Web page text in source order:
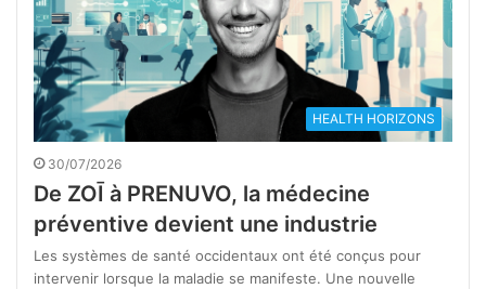
HEALTH HORIZONS
30/07/2026
De ZOĪ à PRENUVO, la médecine
préventive devient une industrie
Les systèmes de santé occidentaux ont été conçus pour
intervenir lorsque la maladie se manifeste. Une nouvelle